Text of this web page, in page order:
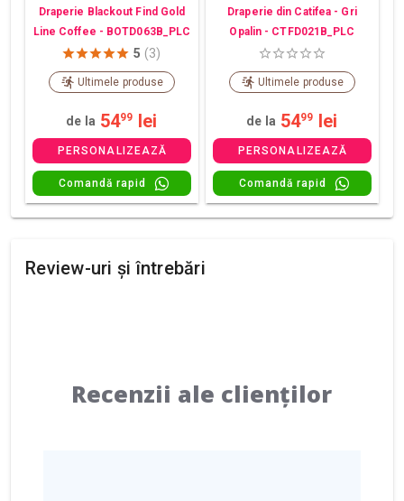
Draperie Blackout Find Gold
Line Coffee - BOTD063B_PLC
5 (3)
Ultimele produse
de la 5499 lei
PERSONALIZEAZĂ
Comandă rapid
Draperie din Catifea - Gri
Opalin - CTFD021B_PLC
Ultimele produse
de la 5499 lei
PERSONALIZEAZĂ
Comandă rapid
Review-uri și întrebări
Recenzii ale clienților